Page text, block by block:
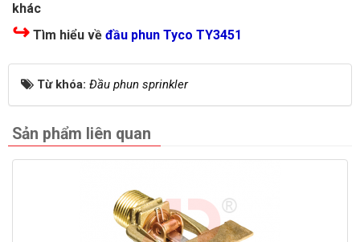
khác
↪ Tìm hiểu về đầu phun Tyco TY3451
Từ khóa: Đầu phun sprinkler
Sản phẩm liên quan